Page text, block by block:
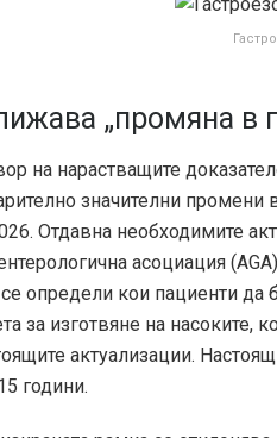
„промяна в
на нарастващите
значителни промени
Отдавна необходимите
асоциация
определи кои пациенти
за изготвяне на насоките,
актуализации.
години.